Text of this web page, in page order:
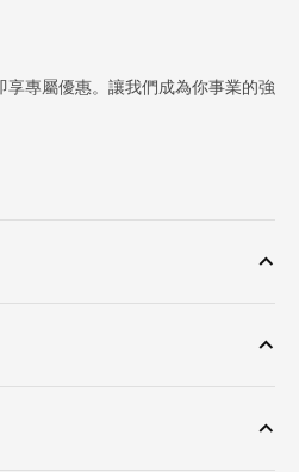
享專屬優惠。讓我們成為你事業的強